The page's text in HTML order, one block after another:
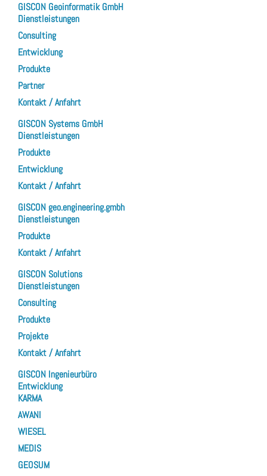
GISCON Geoinformatik GmbH
Dienstleistungen
Consulting
Entwicklung
Produkte
Partner
Kontakt / Anfahrt
GISCON Systems GmbH
Dienstleistungen
Produkte
Entwicklung
Kontakt / Anfahrt
GISCON geo.engineering.gmbh
Dienstleistungen
Produkte
Kontakt / Anfahrt
GISCON Solutions
Dienstleistungen
Consulting
Produkte
Projekte
Kontakt / Anfahrt
GISCON Ingenieurbüro
Entwicklung
KARMA
AWANI
WIESEL
MEDIS
GEOSUM